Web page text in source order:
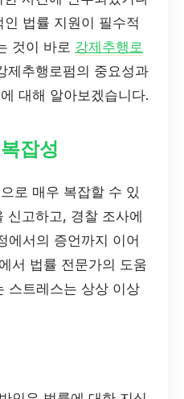
법률 지원이 필수적
것이 바로 강제추행로
제추행로펌의 중요성과
대해 알아보겠습니다.
잡성
로 매우 복잡할 수 있
신고하고, 경찰 조사에
에서의 증언까지 이어
서 법률 전문가의 도움
스트레스는 상상 이상